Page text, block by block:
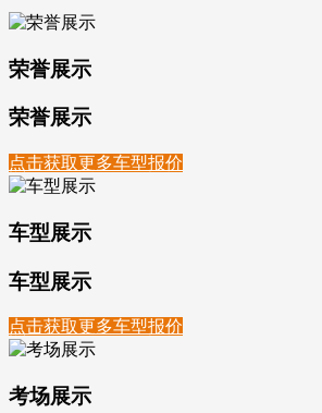
荣誉展示
荣誉展示
点击获取更多车型报价
车型展示
车型展示
点击获取更多车型报价
考场展示